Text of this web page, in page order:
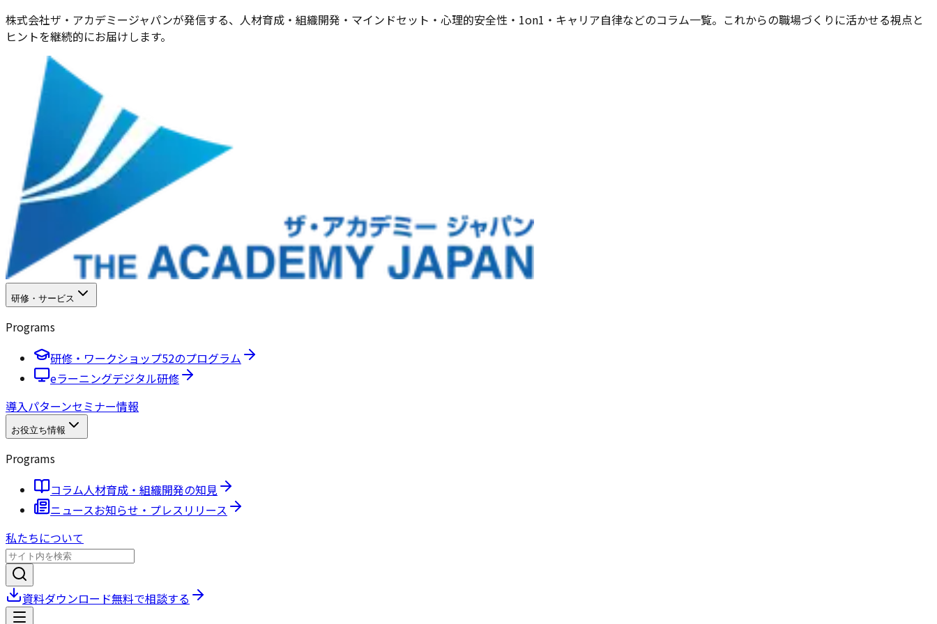
株式会社ザ・アカデミージャパンが発信する、人材育成・組織開発・マインドセット・心理的安全性・1on1・キャリア自律などのコラム一覧。これからの職場づくりに活かせる視点と
ヒントを継続的にお届けします。
研修・サービス
Programs
研修・ワークショップ52のプログラム
eラーニングデジタル研修
導入パターンセミナー情報
お役立ち情報
Programs
コラム人材育成・組織開発の知見
ニュースお知らせ・プレスリリース
私たちについて
資料ダウンロード無料で相談する